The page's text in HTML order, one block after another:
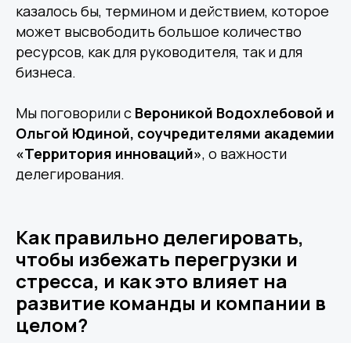
казалось бы, термином и действием, которое
может высвободить большое количество
ресурсов, как для руководителя, так и для
бизнеса.
Мы поговорили с Вероникой Водохлебовой и
Ольгой Юдиной, соучредителями академии
«Территория инноваций», о важности
делегирования.
Как правильно делегировать,
чтобы избежать перегрузки и
стресса, и как это влияет на
развитие команды и компании в
целом?